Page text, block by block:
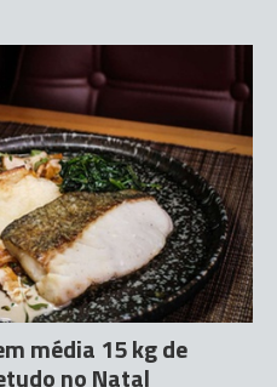
média 15 kg de
no Natal